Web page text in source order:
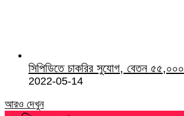
সিপিডিতে চাকরির সুযোগ, বেতন ৫৫,০০০
2022-05-14
আরও দেখুন